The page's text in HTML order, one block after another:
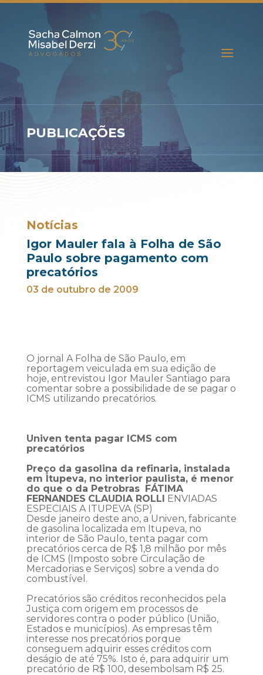
PUBLICAÇÕES
Notícias
Igor Mauler fala à Folha de São
Paulo sobre pagamento com
precatórios
03 de outubro de 2009
O jornal A Folha de São Paulo, em
reportagem veiculada em sua edição de
hoje, entrevistou Igor Mauler Santiago para
comentar sobre a possibilidade de se pagar o
ICMS utilizando precatórios.
Univen tenta pagar ICMS com
precatórios
Preço da gasolina da refinaria, instalada
em Itupeva, no interior paulista, é menor
do que o da Petrobras FÁTIMA
FERNANDES CLAUDIA ROLLI ENVIADAS
ESPECIAIS A ITUPEVA (SP)
Desde janeiro deste ano, a Univen, fabricante
de gasolina localizada em Itupeva, no
interior de São Paulo, tenta pagar com
precatórios cerca de R$ 1,8 milhão por mês
de ICMS (Imposto sobre Circulação de
Mercadorias e Serviços) sobre a venda do
combustível.
Precatórios são créditos reconhecidos pela
Justiça com origem em processos de
servidores contra o poder público (União,
Estados e municípios). As empresas têm
interesse nos precatórios porque
conseguem adquirir esses créditos com
deságio de até 75%. Isto é, para adquirir um
precatório de R$ 100, desembolsam R$ 25.